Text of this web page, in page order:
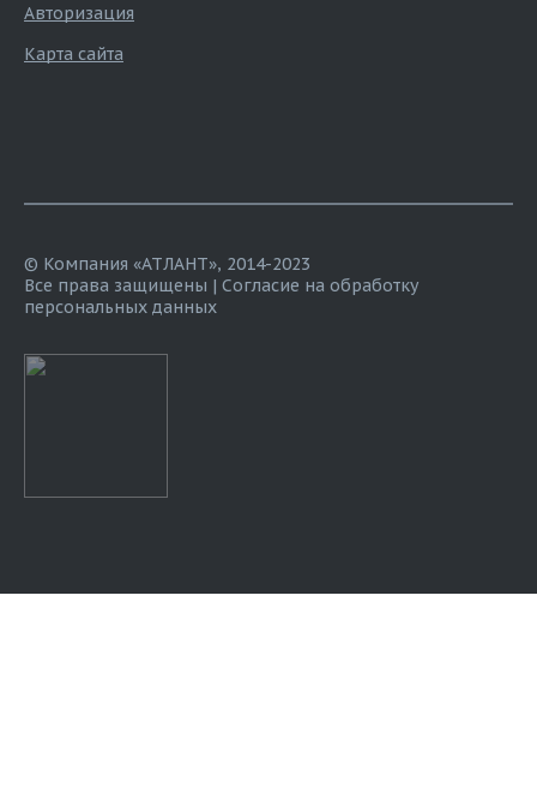
Авторизация
Карта сайта
© Компания «АТЛАНТ», 2014-2023
Все права защищены | Согласие на обработку
персональных данных